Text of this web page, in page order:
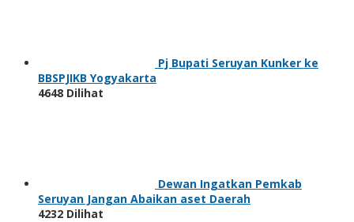
Pj Bupati Seruyan Kunker ke
BBSPJIKB Yogyakarta
4648 Dilihat
Dewan Ingatkan Pemkab
Seruyan Jangan Abaikan aset Daerah
4232 Dilihat